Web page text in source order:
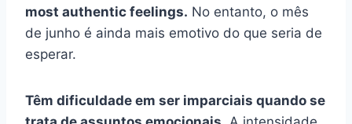
most authentic feelings. No entanto, o mês
de junho é ainda mais emotivo do que seria de
esperar.
Têm dificuldade em ser imparciais quando se